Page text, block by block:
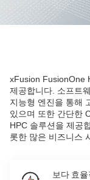
xFusion FusionOne
제공합니다. 소프트
지능형 엔진을 통해
있으며 또한 간단한
HPC 솔루션을 제공
롯한 많은 비즈니스
보다 효